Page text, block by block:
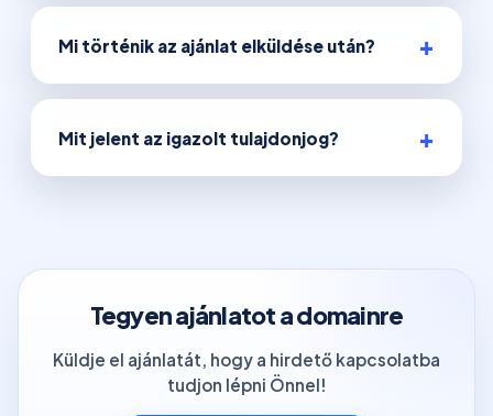
Mi történik az ajánlat elküldése után?
Mit jelent az igazolt tulajdonjog?
Tegyen ajánlatot a domainre
Küldje el ajánlatát, hogy a hirdető kapcsolatba
tudjon lépni Önnel!